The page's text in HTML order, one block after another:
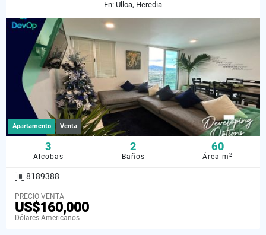
En: Ulloa, Heredia
Apartamento Venta
3
Alcobas
2
Baños
60
Área m2
8189388
PRECIO VENTA
US$160,000
Dólares Americanos